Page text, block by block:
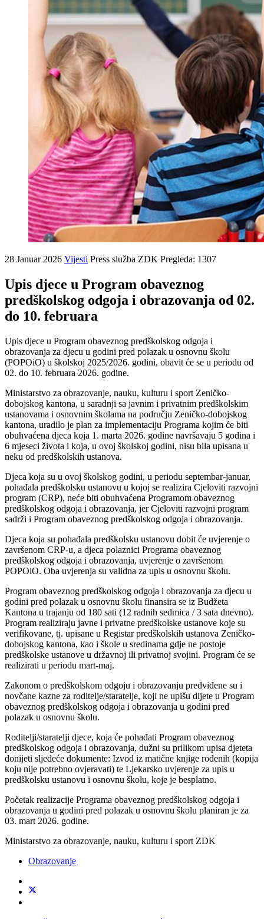
28 Januar 2026 Vijesti Press služba ZDK Pregleda: 1307
Upis djece u Program obaveznog
predškolskog odgoja i obrazovanja od 02.
do 10. februara
Upis djece u Program obaveznog predškolskog odgoja i
obrazovanja za djecu u godini pred polazak u osnovnu školu
(POPOiO) u školskoj 2025/2026. godini, obavit će se u periodu od
02. do 10. februara 2026. godine.
Ministarstvo za obrazovanje, nauku, kulturu i sport Zeničko-
dobojskog kantona, u saradnji sa javnim i privatnim predškolskim
ustanovama i osnovnim školama na području Zeničko-dobojskog
kantona, uradilo je plan za implementaciju Programa kojim će biti
obuhvaćena djeca koja 1. marta 2026. godine navršavaju 5 godina i
6 mjeseci života i koja, u ovoj školskoj godini, nisu bila upisana u
neku od predškolskih ustanova.
Djeca koja su u ovoj školskog godini, u periodu septembar-januar,
pohađala predškolsku ustanovu u kojoj se realizira Cjeloviti razvojni
program (CRP), neće biti obuhvaćena Programom obaveznog
predškolskog odgoja i obrazovanja, jer Cjeloviti razvojni program
sadrži i Program obaveznog predškolskog odgoja i obrazovanja.
Djeca koja su pohađala predškolsku ustanovu dobit će uvjerenje o
završenom CRP-u, a djeca polaznici Programa obaveznog
predškolskog odgoja i obrazovanja, uvjerenje o završenom
POPOiO. Oba uvjerenja su validna za upis u osnovnu školu.
Program obaveznog predškolskog odgoja i obrazovanja za djecu u
godini pred polazak u osnovnu školu finansira se iz Budžeta
Kantona u trajanju od 180 sati (12 radnih sedmica / 3 sata dnevno).
Program realiziraju javne i privatne predškolske ustanove koje su
verifikovane, tj. upisane u Registar predškolskih ustanova Zeničko-
dobojskog kantona, kao i škole u sredinama gdje ne postoje
predškolske ustanove u državnoj ili privatnoj svojini. Program će se
realizirati u periodu mart-maj.
Zakonom o predškolskom odgoju i obrazovanju predviđene su i
novčane kazne za roditelje/staratelje, koji ne upišu dijete u Program
obaveznog predškolskog odgoja i obrazovanja u godini pred
polazak u osnovnu školu.
Roditelji/staratelji djece, koja će pohađati Program obaveznog
predškolskog odgoja i obrazovanja, dužni su prilikom upisa djeteta
donijeti sljedeće dokumente: Izvod iz matične knjige rođenih (kopija
koju nije potrebno ovjeravati) te Ljekarsko uvjerenje za upis u
predškolsku ustanovu i osnovnu školu, koje je besplatno.
Početak realizacije Programa obaveznog predškolskog odgoja i
obrazovanja u godini pred polazak u osnovnu školu planiran je za
03. mart 2026. godine.
Ministarstvo za obrazovanje, nauku, kulturu i sport ZDK
Obrazovanje